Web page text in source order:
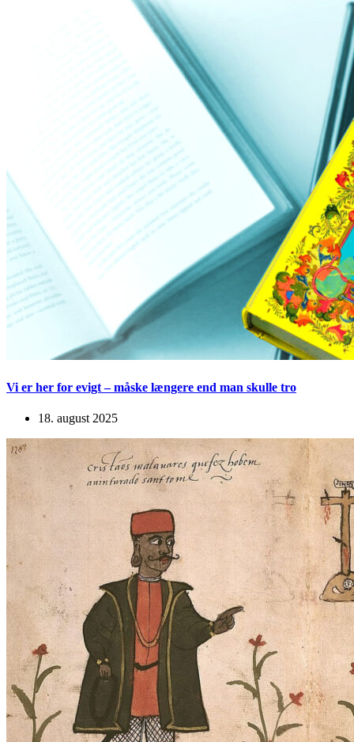
Vi er her for evigt – måske længere end man skulle tro
18. august 2025